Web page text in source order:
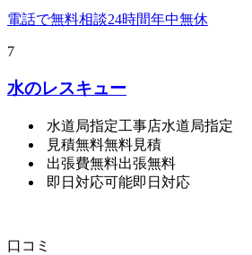
電話で無料相談24時間年中無休
7
水のレスキュー
水道局指定工事店水道局指定
見積無料無料見積
出張費無料出張無料
即日対応可能即日対応
口コミ